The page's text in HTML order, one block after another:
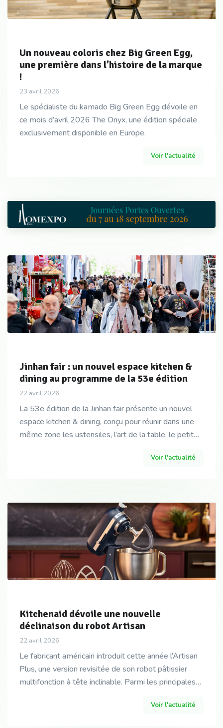
Un nouveau coloris chez Big Green Egg,
une première dans l’histoire de la marque
!
23 avril 2026
Le spécialiste du kamado Big Green Egg dévoile en
ce mois d’avril 2026 The Onyx, une édition spéciale
exclusivement disponible en Europe.
Voir l'actualité
Jinhan fair : un nouvel espace kitchen &
dining au programme de la 53e édition
22 avril 2026
La 53e édition de la Jinhan fair présente un nouvel
espace kitchen & dining, conçu pour réunir dans une
même zone les ustensiles, l’art de la table, le petit
Voir l'actualité
Kitchenaid dévoile une nouvelle
déclinaison du robot Artisan
22 avril 2026
Le fabricant américain introduit cette année l’Artisan
Plus, une version revisitée de son robot pâtissier
multifonction à tête inclinable. Parmi les principales
Voir l'actualité